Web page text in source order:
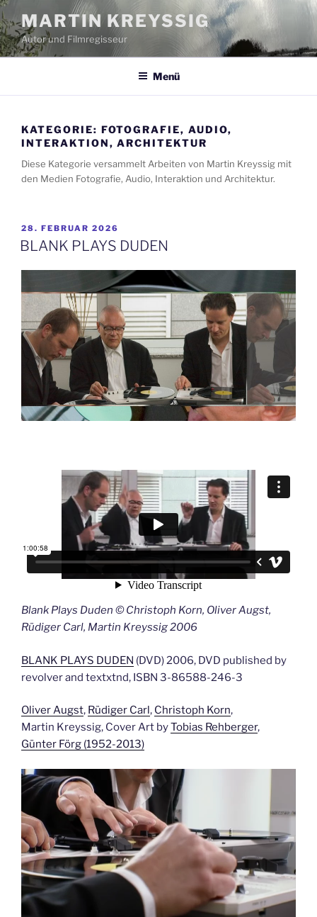
Zum
Inhalt
springen
MARTIN KREYSSIG
Autor und Filmregisseur
Menü
KATEGORIE: FOTOGRAFIE, AUDIO,
INTERAKTION, ARCHITEKTUR
Diese Kategorie versammelt Arbeiten von Martin Kreyssig mit
den Medien Fotografie, Audio, Interaktion und Architektur.
VERÖFFENTLICHT
AM
28. FEBRUAR 2026
BLANK PLAYS DUDEN
Blank Plays Duden © Christoph Korn, Oliver Augst,
Rüdiger Carl, Martin Kreyssig 2006
BLANK PLAYS DUDEN (DVD) 2006, DVD published by
revolver and textxtnd, ISBN 3-86588-246-3
Oliver Augst, Rüdiger Carl, Christoph Korn,
Martin Kreyssig, Cover Art byTobias Rehberger,
Günter Förg (1952-2013)